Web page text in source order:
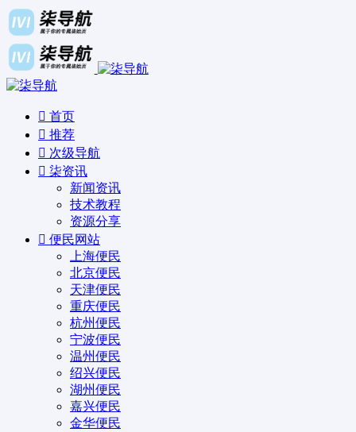
首页
推荐
次级导航
柒资讯
新闻资讯
技术教程
资源分享
便民网站
上海便民
北京便民
天津便民
重庆便民
杭州便民
宁波便民
温州便民
绍兴便民
湖州便民
嘉兴便民
金华便民